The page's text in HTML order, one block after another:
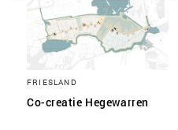
FRIESLAND
Co-creatie Hegewarren